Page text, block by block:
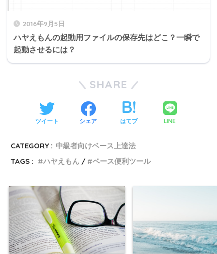
2016年9月5日
ハヤえもんの起動用ファイルの保存先はどこ？一瞬で
起動させるには？
SHARE
ツイート シェア はてブ LINE
CATEGORY : 中級者向けベース上達法
TAGS :
ハヤえもん ベース便利ツール